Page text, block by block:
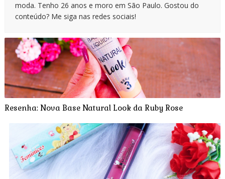
moda. Tenho 26 anos e moro em São Paulo. Gostou do
conteúdo? Me siga nas redes sociais!
Resenha: Nova Base Natural Look da Ruby Rose